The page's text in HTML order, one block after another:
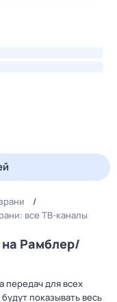
все ТВ-каналы
на Рамблер/
передач для всех
показывать весь